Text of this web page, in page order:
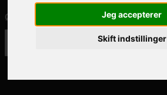
Jeg accepterer
Skift indstillinger
Ønsker du vores nyhedsbrev?